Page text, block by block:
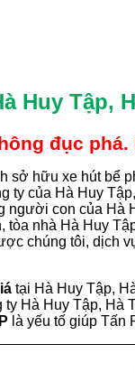
Huy Tập,
đục
sở hữu xe hút bể
ty của Hà Huy
người con của
nhà Hà Huy
chúng tôi, dịch
tại Hà Huy Tập,
ty Hà Huy Tập, Hà
là yếu tố giúp Tấn